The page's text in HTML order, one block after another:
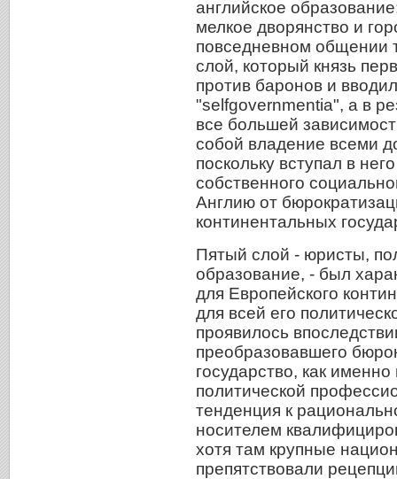
английское
мелкое дворянство и
повседневном общении
слой, который князь
против баронов и
"selfgovernmentia", а в
все большей
собой владение всеми
поскольку вступал в
собственного
Англию от
континентальных
Пятый слой - юристы,
образование, - был
для Европейского
для всей его
проявилось
преобразовавшего
государство, как
политической
тенденция к
носителем
хотя там крупные
препятствовали